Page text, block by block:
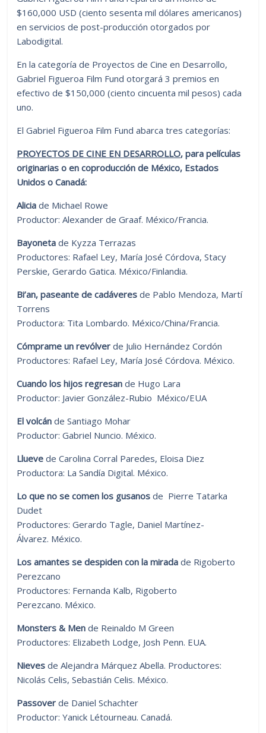
$160,000 USD (ciento sesenta mil dólares americanos)
en servicios de post-producción otorgados por
Labodigital.
En la categoría de Proyectos de Cine en Desarrollo,
Gabriel Figueroa Film Fund otorgará 3 premios en
efectivo de $150,000 (ciento cincuenta mil pesos) cada
uno.
El Gabriel Figueroa Film Fund abarca tres categorías:
PROYECTOS DE CINE EN DESARROLLO, para películas
originarias o en coproducción de México, Estados
Unidos o Canadá:
Alicia de Michael Rowe
Productor: Alexander de Graaf. México/Francia.
Bayoneta de Kyzza Terrazas
Productores: Rafael Ley, María José Córdova, Stacy
Perskie, Gerardo Gatica. México/Finlandia.
Bi’an, paseante de cadáveres de Pablo Mendoza, Martí
Torrens
Productora: Tita Lombardo. México/China/Francia.
Cómprame un revólver de Julio Hernández Cordón
Productores: Rafael Ley, María José Córdova. México.
Cuando los hijos regresan de Hugo Lara
Productor: Javier González-Rubio México/EUA
El volcán de Santiago Mohar
Productor: Gabriel Nuncio. México.
Llueve de Carolina Corral Paredes, Eloisa Diez
Productora: La Sandía Digital. México.
Lo que no se comen los gusanos de Pierre Tatarka
Dudet
Productores: Gerardo Tagle, Daniel Martínez-
Álvarez. México.
Los amantes se despiden con la mirada de Rigoberto
Perezcano
Productores: Fernanda Kalb, Rigoberto
Perezcano. México.
Monsters & Men de Reinaldo M Green
Productores: Elizabeth Lodge, Josh Penn. EUA.
Nieves de Alejandra Márquez Abella. Productores:
Nicolás Celis, Sebastián Celis. México.
Passover de Daniel Schachter
Productor: Yanick Létourneau. Canadá.